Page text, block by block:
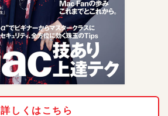
詳しくはこちら